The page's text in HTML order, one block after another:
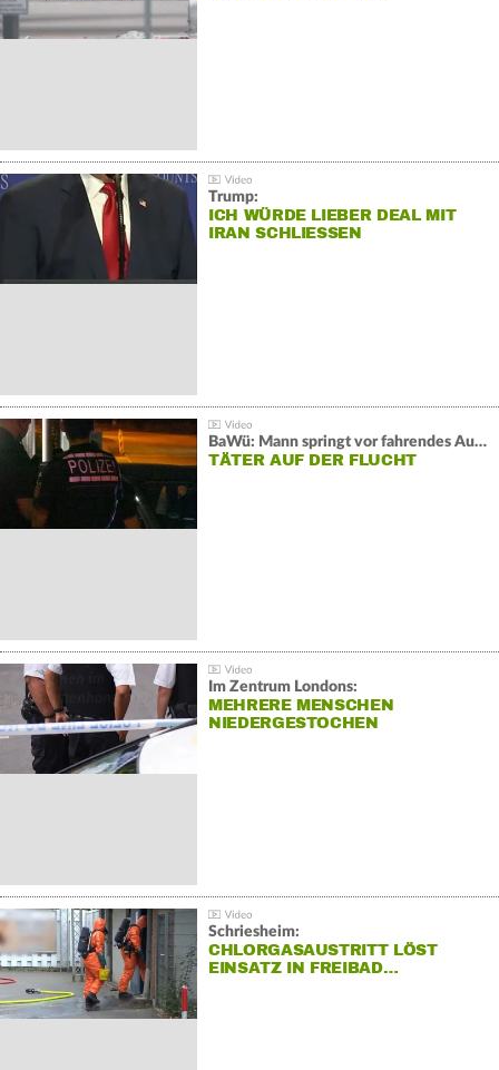
Trump:
ICH WÜRDE LIEBER DEAL MIT
IRAN SCHLIESSEN
BaWü: Mann springt vor fahrendes Auto und schießt
TÄTER AUF DER FLUCHT
Im Zentrum Londons:
MEHRERE MENSCHEN
NIEDERGESTOCHEN
Schriesheim:
CHLORGASAUSTRITT LÖST
EINSATZ IN FREIBAD…